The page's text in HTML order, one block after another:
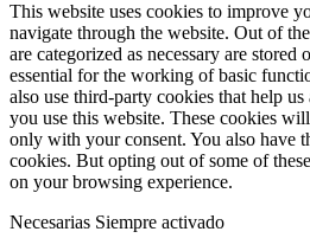
This website uses cookies to improve
navigate through the website. Out of
are categorized as necessary are stored
essential for the working of basic
also use third-party cookies that help
you use this website. These cookies
only with your consent. You also have
cookies. But opting out of some of
on your browsing experience.
Necesarias Siempre activado